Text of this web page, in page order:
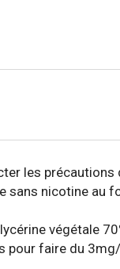
les précautions
sans nicotine au
végétale
pour faire du